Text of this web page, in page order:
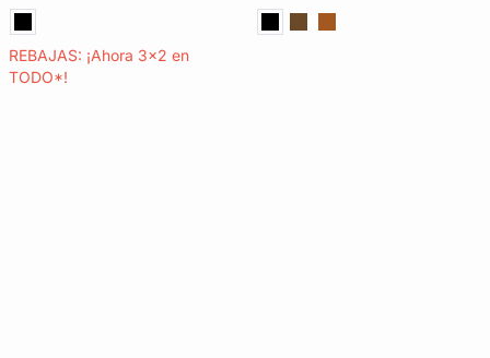
REBAJAS: ¡Ahora 3x2 en
TODO*!